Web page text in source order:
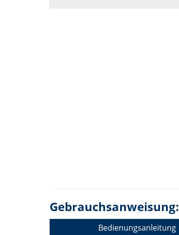
Gebrauchsanweisung:
Bedienungsanleitung